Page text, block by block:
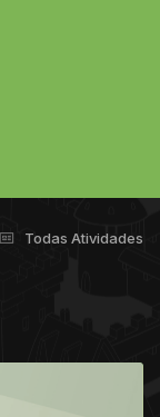
Todas Atividades